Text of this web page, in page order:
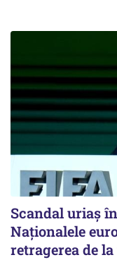
Scandal uriaş
Naţionalele
retragerea de